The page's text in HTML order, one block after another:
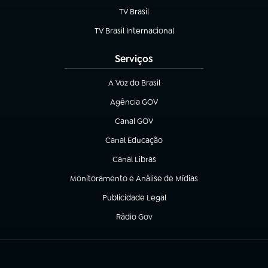
TV Brasil
(abre em nova aba)
TV Brasil Internacional
(abre em nova aba)
Serviços
A Voz do Brasil
(abre em nova aba)
Agência GOV
(abre em nova aba)
Canal GOV
(abre em nova aba)
Canal Educação
(abre em nova aba)
Canal Libras
(abre em nova aba)
Monitoramento e Análise de Mídias
(abre em nova aba)
Publicidade Legal
(abre em nova aba)
Rádio Gov
(abre em nova aba)